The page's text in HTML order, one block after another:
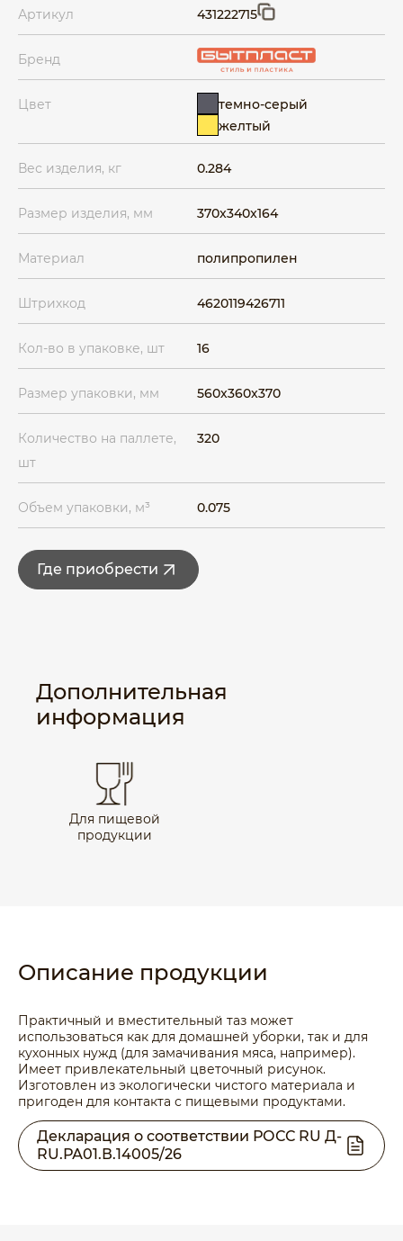
Артикул 431222715
Бренд
Цвет
темно-серый
желтый
Вес изделия, кг 0.284
Размер изделия, мм 370x340x164
Материал полипропилен
Штрихкод 4620119426711
Кол-во в упаковке, шт 16
Размер упаковки, мм 560x360x370
Количество на паллете,
шт
320
Объем упаковки, м³ 0.075
Где приобрести
Дополнительная
информация
Для пищевой
продукции
Описание продукции
Практичный и вместительный таз может
использоваться как для домашней уборки, так и для
кухонных нужд (для замачивания мяса, например).
Имеет привлекательный цветочный рисунок.
Изготовлен из экологически чистого материала и
пригоден для контакта с пищевыми продуктами.
Декларация о соответствии РОСС RU Д-
RU.РА01.В.14005/26